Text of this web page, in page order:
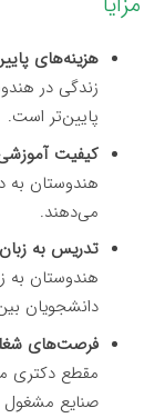
هزینه‌های
زندگی در
پایین‌تر است.
کیفیت
هندوستان به
می‌دهند.
تدریس به
هندوستان به
دانشجویان
فرصت‌های
مقطع دکتری
صنایع مشغول